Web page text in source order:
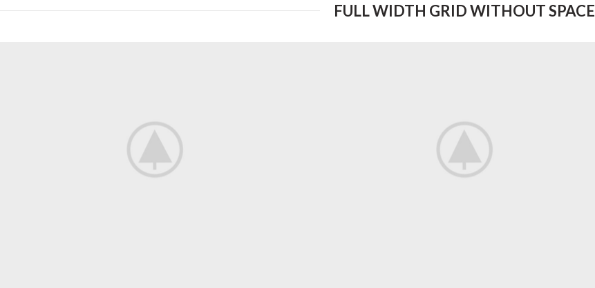
FULL WIDTH GRID WITHOUT SPACE